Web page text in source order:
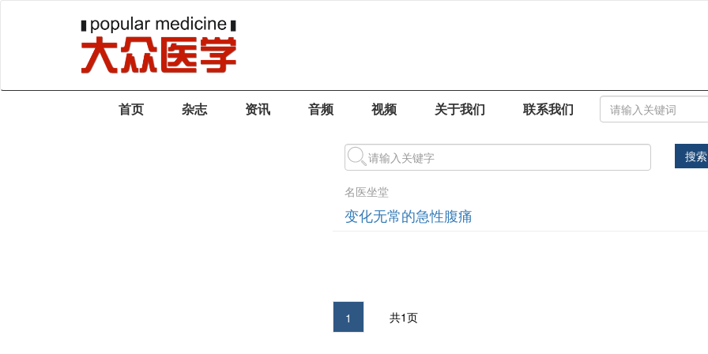
首页 杂志 资讯 音频 视频 关于我们 联系我们
搜索
名医坐堂
变化无常的急性腹痛
1 共1页